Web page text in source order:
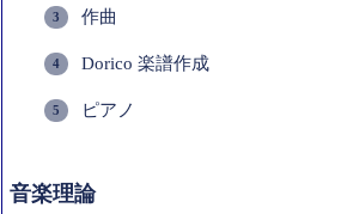
作曲
Dorico 楽譜作成
ピアノ
音楽理論